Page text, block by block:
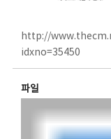
http://
idxno=35450
파일